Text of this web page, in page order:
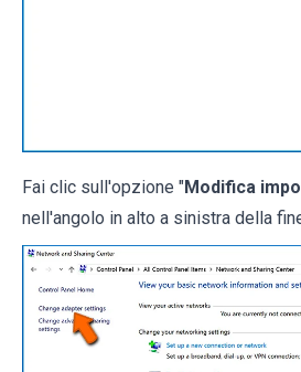
Fai clic sull'opzione "Modifica
nell'angolo in alto a sinistra della